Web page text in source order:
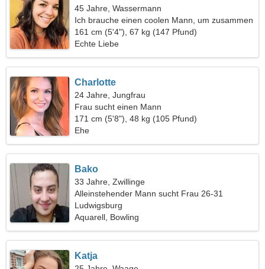
45 Jahre, Wassermann
Ich brauche einen coolen Mann, um zusammen
zu tanzen
161 cm (5'4"), 67 kg (147 Pfund)
Echte Liebe
Charlotte
24 Jahre, Jungfrau
Frau sucht einen Mann
171 cm (5'8"), 48 kg (105 Pfund)
Ehe
Bako
33 Jahre, Zwillinge
Alleinstehender Mann sucht Frau 26-31
Ludwigsburg
Aquarell, Bowling
Katja